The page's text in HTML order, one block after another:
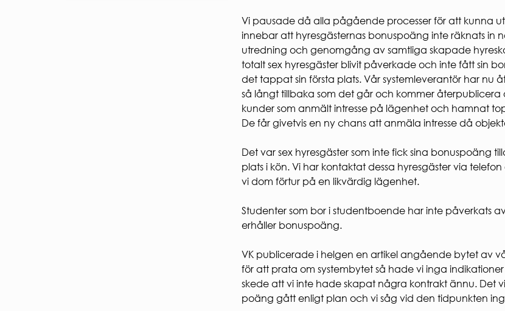
Korttidsavtal parkeringsplats
KVARTERSVÄRDAR
KVARTERSRÅD
SÄKERHET
Brandsäkerhet
Elsäkerhet
Gårdssäkerhet
Vi pausade då alla pågående processer för att kunna
innebar att hyresgästernas bonuspoäng inte räknats in
utredning och genomgång av samtliga skapade
totalt sex hyresgäster blivit påverkade och inte fått sin
det tappat sin första plats. Vår systemleverantör har
så långt tillbaka som det går och kommer
kunder som anmält intresse på lägenhet och hamnat
De får givetvis en ny chans att anmäla intresse då
Det var sex hyresgäster som inte fick sina bonuspoäng
plats i kön. Vi har kontaktat dessa hyresgäster via
vi dom förtur på en likvärdig lägenhet.
Studenter som bor i studentboende har inte påverkats
erhåller bonuspoäng.
VK publicerade i helgen en artikel angående bytet av
för att prata om systembytet så hade vi inga
skede att vi inte hade skapat några kontrakt ännu. Det
poäng gått enligt plan och vi såg vid den tidpunkten